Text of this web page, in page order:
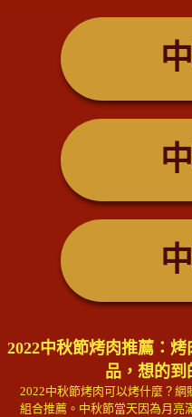
2022中秋節烤肉推薦：
品，想的到
2022中秋節烤肉可以烤什麼？
組合推薦。中秋節當天因為月亮